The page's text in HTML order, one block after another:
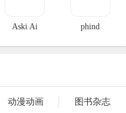
Aski Ai phind
动漫动画 图书杂志